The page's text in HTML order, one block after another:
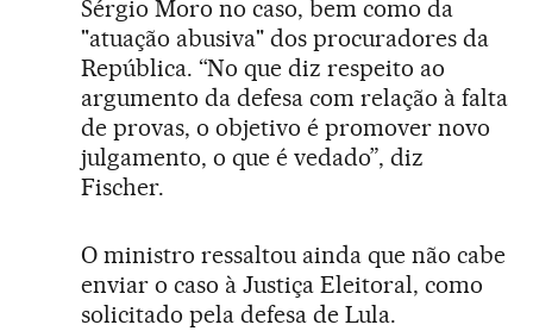
Sérgio Moro no caso, bem como da
"atuação abusiva" dos procuradores da
República. “No que diz respeito ao
argumento da defesa com relação à falta
de provas, o objetivo é promover novo
julgamento, o que é vedado”, diz
Fischer.
O ministro ressaltou ainda que não cabe
enviar o caso à Justiça Eleitoral, como
solicitado pela defesa de Lula.